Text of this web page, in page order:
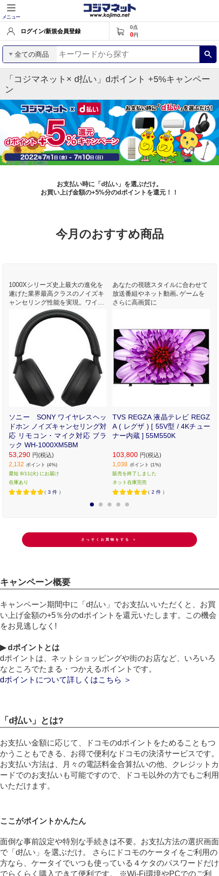
メニュー
ログイン/新規会員登録
0点
0円
全ての商品
「コジマネット× d払い」dポイント +5%キャンペー
ン
お支払い時に「d払い」を選ぶだけ。
お買い上げ金額の+5%分のdポイントを還元！！
今月のおすすめ商品
1000Xシリーズ史上最大の進化を
遂げた業界最高クラスのノイズキ
ャンセリング性能を実現。ワイヤ
レスでもハイレゾ級の高音質を楽
しめるヘッドホンが登場。
ソニー SONY ワイヤレスヘッ
ドホン ノイズキャンセリング対
応 リモコン・マイク対応 ブラ
ック WH-1000XM5BM
53,290 円(税込)
2,132 ポイント (4%)
最短 8/11(火) にお届け
在庫あり
（ 3件 ）
あなたの視聴スタイルに合わせて
放送番組やネット動画､ゲームを
さらに高画質に
TVS REGZA 液晶テレビ REGZ
A ( レグザ ) [ 55V型 / 4Kチュー
ナー内蔵 ] 55M550K
103,800 円(税込)
1,038 ポイント (1%)
販売を終了しました
ネット在庫完売
（ 2件 ）
さっそくお買物をする ＞
キャンペーン概要
キャンペーン期間中に「d払い」でお支払いいただくと、お買
い上げ金額の+5％分のdポイントを還元いたします。この機会
をお見逃しなく!
▶ dポイントとは
dポイントは、ネットショッピングや街のお店など、いろいろ
なところでたまる・つかえるポイントです。
dポイントについて詳しくはこちら ＞
「d払い」とは?
お支払い金額に応じて、ドコモのdポイントをためることもつ
かうこともできる、お得で便利なドコモの決済サービスです。
お支払い方法は、月々の電話料金合算払いの他、クレジットカ
ードでのお支払いも可能ですので、ドコモ以外の方でもご利用
いただけます。
ここがポイントかんたん
面倒な事前設定や特別な手続きは不要。お支払方法の選択画面
で「d払い」を選ぶだけ。 さらにドコモのケータイをご利用の
方なら、ケータイでいつも使っている４ケタのパスワードだけ
でらくらく購入できて便利です。 ※Wi-Fi環境やPCでのご利